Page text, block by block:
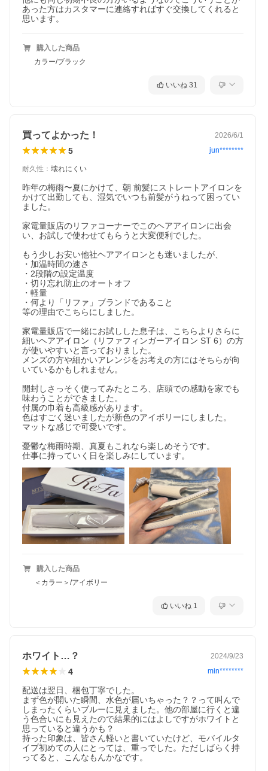
あった方はカスタマーに連絡すればすぐ交換してくれると
思います。
購入した商品
カラー/ブラック
いいね 31
買ってよかった！ 2026/6/1
5 jun********
耐久性 ： 壊れにくい
昨年の梅雨〜夏にかけて、朝 前髪にストレートアイロンを
かけて出勤しても、湿気でいつも前髪がうねって困ってい
ました。
家電量販店のリファコーナーでこのヘアアイロンに出会
い、お試しで使わせてもらうと大変便利でした。
もう少しお安い他社ヘアアイロンとも迷いましたが、
・加温時間の速さ
・2段階の設定温度
・切り忘れ防止のオートオフ
・軽量
・何より「リファ」ブランドであること
等の理由でこちらにしました。
家電量販店で一緒にお試しした息子は、こちらよりさらに
細いヘアアイロン（リファフィンガーアイロン ST 6）の方
が使いやすいと言っておりました。
メンズの方や細かいアレンジをお考えの方にはそちらが向
いているかもしれません。
開封しさっそく使ってみたところ、店頭での感動を家でも
味わうことができました。
付属の巾着も高級感があります。
色はすごく迷いましたが新色のアイボリーにしました。
マットな感じで可愛いです。
憂鬱な梅雨時期、真夏もこれなら楽しめそうです。
仕事に持っていく日を楽しみにしています。
購入した商品
＜カラー＞/アイボリー
いいね 1
ホワイト…？ 2024/9/23
4 min********
配送は翌日、梱包丁寧でした。
まず色が開いた瞬間、水色が届いちゃった？？って叫んで
しまったくらいブルーに見えました。他の部屋に行くと違
う色合いにも見えたので結果的にはよしですがホワイトと
思っていると違うかも？
持った印象は、皆さん軽いと書いていたけど、モバイルタ
イプ初めての人にとっては、重っでした。ただしばらく持
ってると、こんなもんかなです。